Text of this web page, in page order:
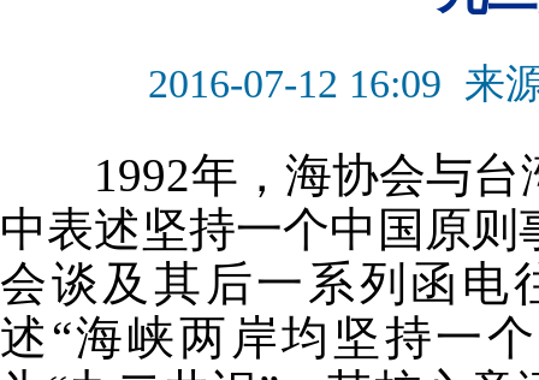
2016-07-12 16:09 来
1992年，海协会与台
中表述坚持一个中国原
会谈及其后一系列函电
述“海峡两岸均坚持一